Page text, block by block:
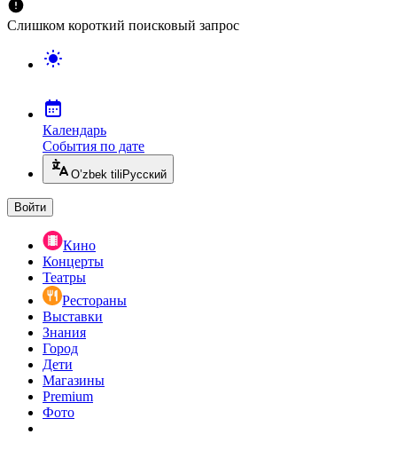
Слишком короткий поисковый запрос
Календарь
События по дате
O’zbek tili Русский
Войти
Кино
Концерты
Театры
Рестораны
Выставки
Знания
Город
Дети
Магазины
Premium
Фото